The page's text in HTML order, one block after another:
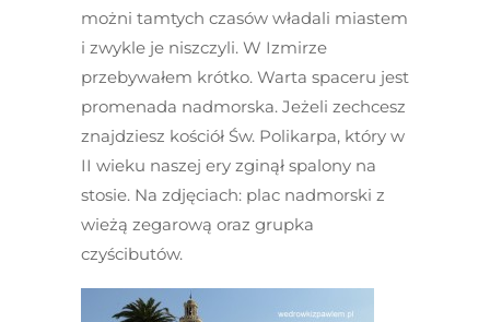
możni tamtych czasów władali miastem
i zwykle je niszczyli. W Izmirze
przebywałem krótko. Warta spaceru jest
promenada nadmorska. Jeżeli zechcesz
znajdziesz kościół Św. Polikarpa, który w
II wieku naszej ery zginął spalony na
stosie. Na zdjęciach: plac nadmorski z
wieżą zegarową oraz grupka
czyścibutów.